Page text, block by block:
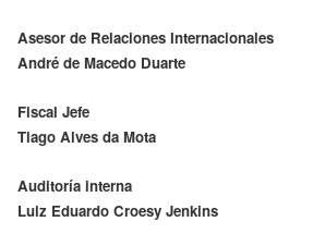
Asesor de Relaciones Internacionales
André de Macedo Duarte
Fiscal Jefe
Tiago Alves da Mota
Auditoría interna
Luiz Eduardo Croesy Jenkins